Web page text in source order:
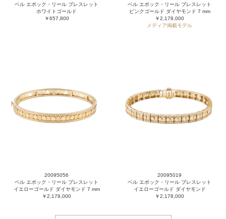
ベル エポック・リール ブレスレット
ホワイトゴールド
￥657,800
ベル エポック・リール ブレスレット
ピンクゴールド ダイヤモンド 7 mm
￥2,178,000
メディア掲載モデル
20095056
ベル エポック・リール ブレスレット
イエローゴールド ダイヤモンド 7 mm
￥2,178,000
20095019
ベル エポック・リール ブレスレット
イエローゴールド ダイヤモンド
￥2,178,000